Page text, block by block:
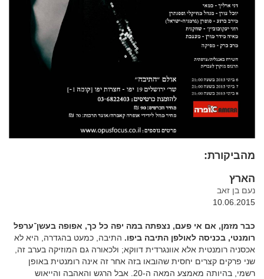
מהביקורת:
הארץ
נעם בן זאב
10.06.2015
כבר מזמן, אם אי פעם, נצפתה במה יפה כל כך, אפופה בעשן־ערפל
רומנטי, בכניסה לאולפן התיבה ביפו. התיבה, כמעט בהגדרה, היא לא
אכסניה רומנטית אלא אוונגרדית דווקא; ולכאורה גם המוזיקה בערב זה,
שני פרקים קצרים יחסית שהובאו בזה אחר זה אינה רומנטית באופן
רשמי, בהיותה מאמצע המאה ה-20. אבל הרגש והאהבה והייאוש